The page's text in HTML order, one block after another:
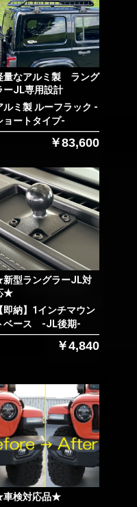
カートへ進む
量なアルミ製 ラング
ーJL専用設計
ルミ製 ルーフラック -
ョートタイプ-
￥83,600
型ラングラーJL対
★
【即納】1インチマウン
ベース -JL後期-
￥4,840
検対応品★